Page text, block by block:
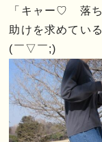
「キャー♡ 落
助けを求めてい
(￣▽￣;)